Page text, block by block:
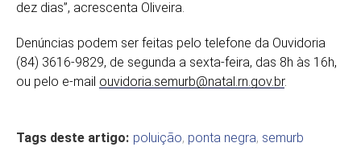
dez dias”, acrescenta Oliveira.
Denúncias podem ser feitas pelo telefone da Ouvidoria
(84) 3616-9829, de segunda a sexta-feira, das 8h às 16h,
ou pelo e-mail ouvidoria.semurb@natal.rn.gov.br.
Tags deste artigo: poluição, ponta negra, semurb